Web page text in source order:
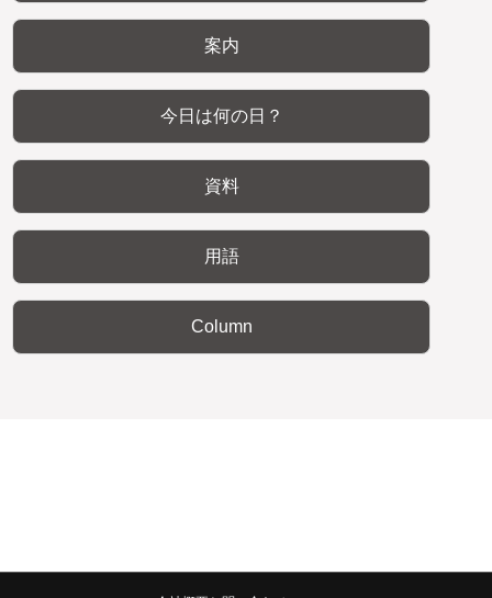
案内
今日は何の日？
資料
用語
Column